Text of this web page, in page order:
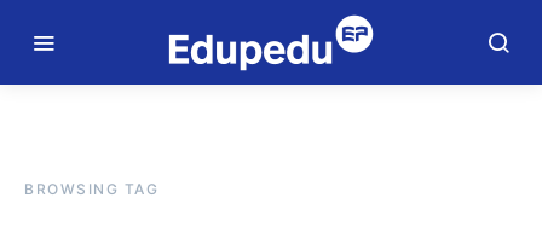
BROWSING TAG